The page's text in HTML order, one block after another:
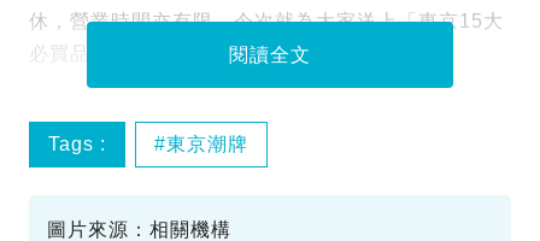
休，營業時間亦有限。今次就為大家送上「東京15大
必買品牌」，方便一眾潮人更有效率入貨！
閱讀全文
Tags : 東京潮牌
圖片來源：相關機構